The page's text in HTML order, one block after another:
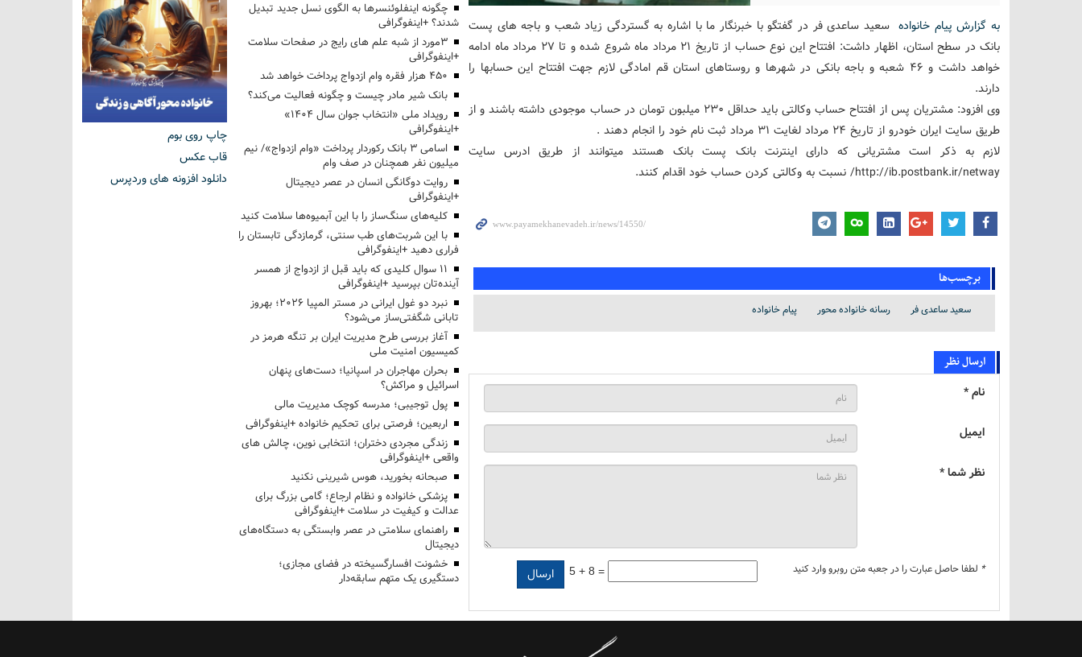
به گزارش پیام خانوادهسعید ساعدی فر در گفتگو با خبرنگار ما با اشاره به گستردگی زیاد شعب و باجه های پست
بانک در سطح استان، اظهار داشت: افتتاح این نوع حساب از تاریخ ۲۱ مرداد ماه شروع شده و تا ۲۷ مرداد ماه ادامه
خواهد داشت و ۴۶ شعبه و باجه بانکی در شهرها و روستاهای استان قم امادگی لازم جهت افتتاح این حسابها را
دارند.
وی افزود: مشتریان پس از افتتاح حساب وکالتی باید حداقل ۲۳۰ میلبون تومان در حساب موجودی داشته باشند و از
طریق سایت ایران خودرو از تاریخ ۲۴ مرداد لغایت ۳۱ مرداد ثبت نام خود را انجام دهند .
لازم به ذکر است مشتریانی که دارای اینترنت بانک پست بانک هستند میتوانند از طریق ادرس سایت
http://ib.postbank.ir/netway/ نسبت به وکالتی کردن حساب خود اقدام کنند.
برچسب‌ها
سعید ساعدی فر رسانه خانواده محور پیام خانواده
ارسال نظر
نام *
ایمیل
نظر شما *
* لطفا حاصل عبارت را در جعبه متن روبرو وارد کنید 5 + 8 =
چگونه اینفلوئنسرها به الگوی نسل جدید تبدیل
شدند؟ +اینفوگرافی
3مورد از شبه علم های رایج در صفحات سلامت
+اینفوگرافی
۴۵۰ هزار فقره وام ازدواج پرداخت خواهد شد
بانک شیر مادر چیست و چگونه فعالیت می‌کند؟
رویداد ملی «انتخاب جوان سال ۱۴۰۴»
+اینفوگرافی
اسامی ۳ بانک رکوردار پرداخت «وام ازدواج»/ نیم
میلیون نفر همچنان در صف وام
روایت دوگانگی انسان در عصر دیجیتال
+اینفوگرافی
کلیه‌های سنگ‌ساز را با این آبمیوه‌ها سلامت کنید
با این شربت‌های طب سنتی، گرمازدگی تابستان را
فراری دهید +اینفوگرافی
۱۱ سوال کلیدی که باید قبل از ازدواج از همسر
آینده‌تان بپرسید +اینفوگرافی
نبرد دو غول ایرانی در مستر المپیا ۲۰۲۶؛ بهروز
تابانی شگفتی‌ساز می‌شود؟
آغاز بررسی طرح مدیریت ایران بر تنگه هرمز در
کمیسیون امنیت ملی
بحران مهاجران در اسپانیا؛ دست‌های پنهان
اسرائیل و مراکش؟
پول توجیبی؛ مدرسه کوچک مدیریت مالی
اربعین؛ فرصتی برای تحکیم خانواده +اینفوگرافی
زندگی مجردی دختران؛ انتخابی نوین، چالش های
واقعی +اینفوگرافی
صبحانه بخورید، هوس شیرینی نکنید
پزشکی خانواده و نظام ارجاع؛ گامی بزرگ برای
عدالت و کیفیت در سلامت +اینفوگرافی
راهنمای سلامتی در عصر وابستگی به دستگاه‌های
دیجیتال
خشونت افسارگسیخته در فضای مجازی؛
دستگیری یک متهم سابقه‌دار
چاپ روی بوم
قاب عکس
دانلود افزونه های وردپرس